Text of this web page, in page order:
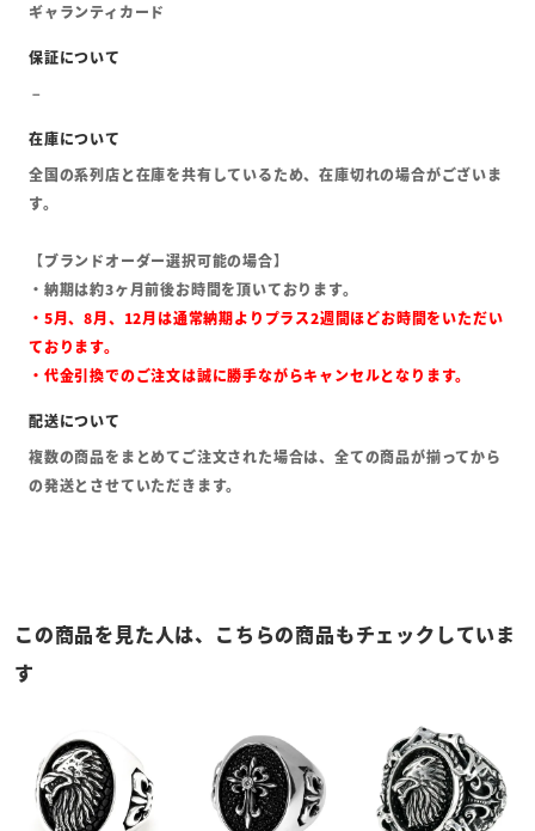
ギャランティカード
全国の系列店と在庫を共有しているため、在庫切れの場合がございま
す。
【ブランドオーダー選択可能の場合】
・納期は約3ヶ月前後お時間を頂いております。
・5月、8月、12月は通常納期よりプラス2週間ほどお時間をいただい
ております。
・代金引換でのご注文は誠に勝手ながらキャンセルとなります。
複数の商品をまとめてご注文された場合は、全ての商品が揃ってから
の発送とさせていただきます。
この商品を見た人は、こちらの商品もチェックしていま
す